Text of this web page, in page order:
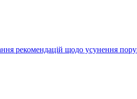
рекомендацій щодо усунення